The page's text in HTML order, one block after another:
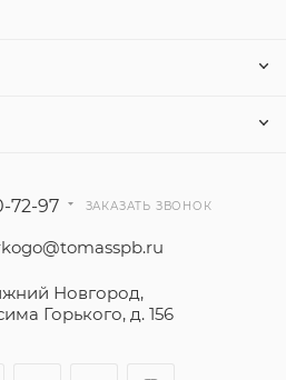
72-97 ЗАКАЗАТЬ ЗВОНОК
Новгород,
Горького, д. 156